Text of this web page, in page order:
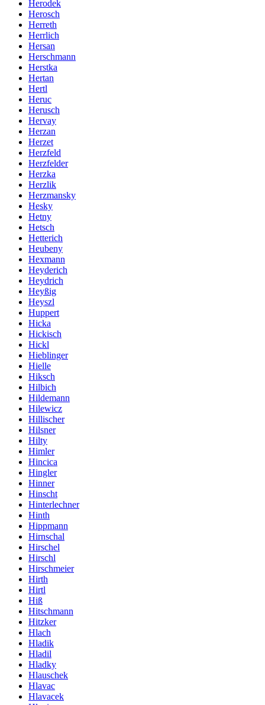
Herodek
Herosch
Herreth
Herrlich
Hersan
Herschmann
Herstka
Hertan
Hertl
Heruc
Herusch
Hervay
Herzan
Herzet
Herzfeld
Herzfelder
Herzka
Herzlik
Herzmansky
Hesky
Hetny
Hetsch
Hetterich
Heubeny
Hexmann
Heyderich
Heydrich
Heyßig
Heyszl
Huppert
Hicka
Hickisch
Hickl
Hieblinger
Hielle
Hiksch
Hilbich
Hildemann
Hilewicz
Hillischer
Hilsner
Hilty
Himler
Hincica
Hingler
Hinner
Hinscht
Hinterlechner
Hinth
Hippmann
Hirnschal
Hirschel
Hirschl
Hirschmeier
Hirth
Hirtl
Hiß
Hitschmann
Hitzker
Hlach
Hladik
Hladil
Hladky
Hlauschek
Hlavac
Hlavacek